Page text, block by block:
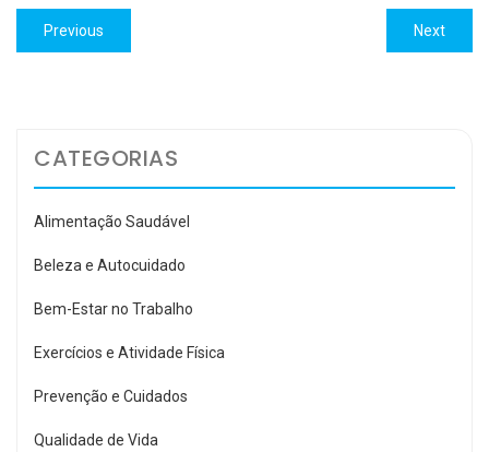
Navegação
de
Previous
post:
NextNext
post:
CATEGORIAS
Alimentação Saudável
Beleza e Autocuidado
Bem-Estar no Trabalho
Exercícios e Atividade Física
Prevenção e Cuidados
Qualidade de Vida